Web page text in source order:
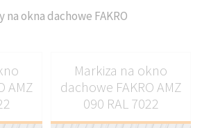
na okna dachowe FAKRO
AMZ
Markiza na okno
dachowe FAKRO AMZ
090 RAL 7022